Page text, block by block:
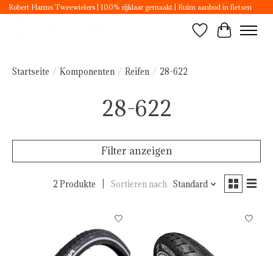
Robert Harms Tweewielers | 100% rijklaar gemaakt | Ruim aanbod in fietsen
Wunschzettel
Ihr
Startseite / Komponenten / Reifen / 28-622
28-622
Filter anzeigen
2 Produkte Sortieren nach Standard